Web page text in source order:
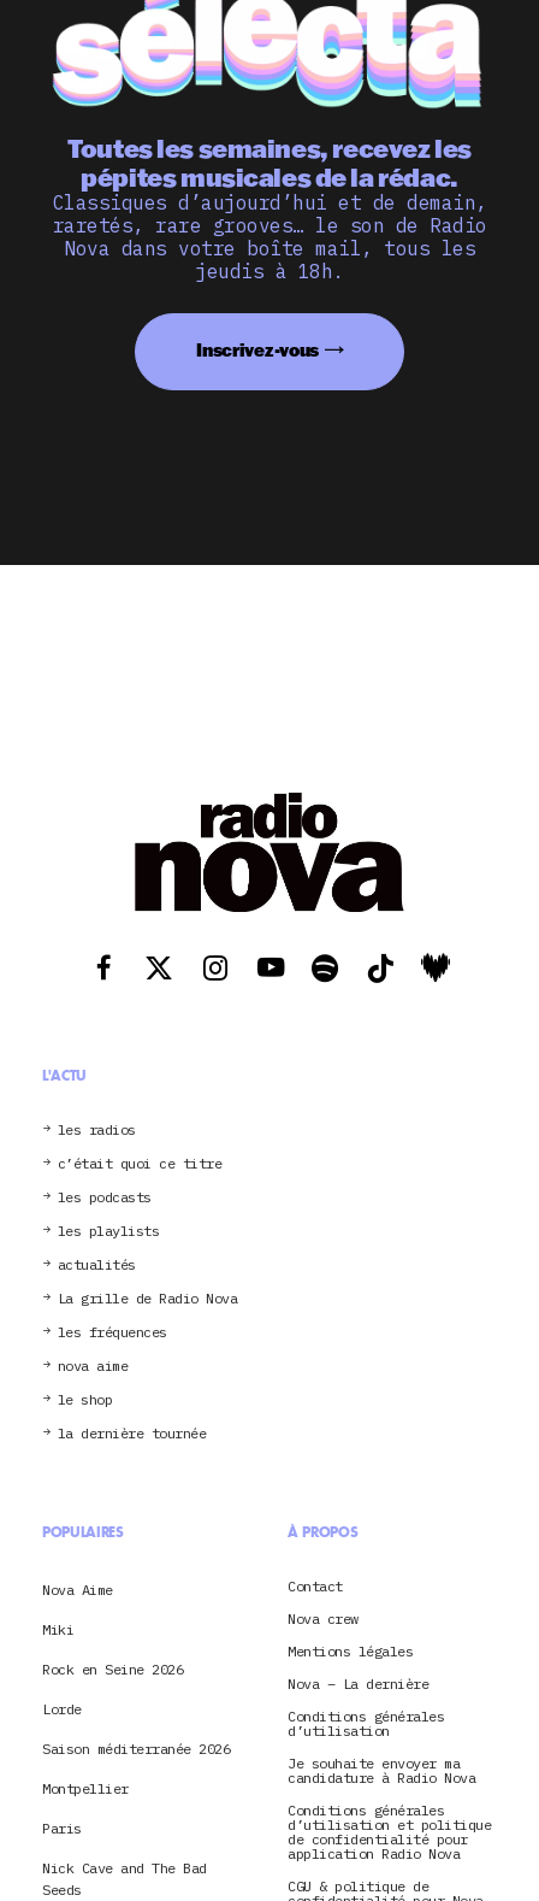
Toutes les semaines, recevez les
pépites musicales de la rédac.
Classiques d’aujourd’hui et de demain,
raretés, rare grooves… le son de Radio
Nova dans votre boîte mail, tous les
jeudis à 18h.
Inscrivez-vous
L'ACTU
les radios
c’était quoi ce titre
les podcasts
les playlists
actualités
La grille de Radio Nova
les fréquences
nova aime
le shop
la dernière tournée
POPULAIRES
Nova Aime
Miki
Rock en Seine 2026
Lorde
Saison méditerranée 2026
Montpellier
Paris
Nick Cave and The Bad
Seeds
À PROPOS
Contact
Nova crew
Mentions légales
Nova – La dernière
Conditions générales
d’utilisation
Je souhaite envoyer ma
candidature à Radio Nova
Conditions générales
d’utilisation et politique
de confidentialité pour
application Radio Nova
CGU & politique de